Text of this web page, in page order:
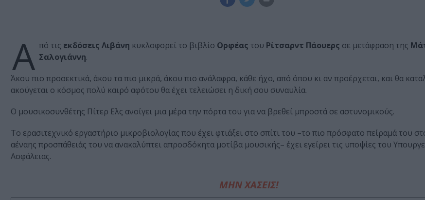
Α πό τις εκδόσεις Λιβάνη κυκλοφορεί το βιβλίο Ορφέας του Ρίτσαρντ Πάουερς σε μετάφραση της
Σαλογιάννη.
Άκου πιο προσεκτικά, άκου τα πιο μικρά, άκου πιο ανάλαφρα, κάθε ήχο, από όπου κι αν προέρχεται, και θα
ακούγεται ο κόσμος πολύ καιρό αφότου θα έχει τελειώσει η δική σου συναυλία.
Ο μουσικοσυνθέτης Πίτερ Ελς ανοίγει μια μέρα την πόρτα του για να βρεθεί μπροστά σε αστυνομικούς.
Το ερασιτεχνικό εργαστήριο μικροβιολογίας που έχει φτιάξει στο σπίτι του –το πιο πρόσφατο πείραμά του
αέναης προσπάθειάς του να ανακαλύπτει απροσδόκητα μοτίβα μουσικής– έχει εγείρει τις υποψίες του
Ασφάλειας.
ΜΗΝ ΧΑΣΕΙΣ!